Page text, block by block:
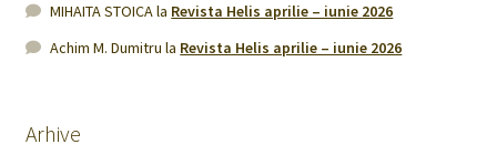
MIHAITA STOICAla Revista Helis aprilie – iunie 2026
Achim M. Dumitru la Revista Helis aprilie – iunie 2026
Arhive